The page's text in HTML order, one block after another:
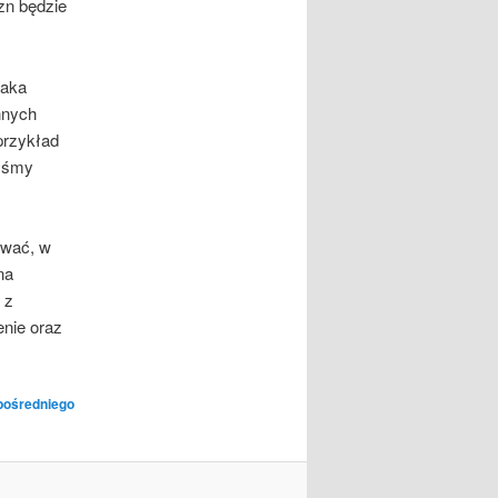
będzie
w
z
oraz